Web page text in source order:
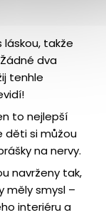
láskou, takže
dva
tenhle
to nejlepší
děti si můžou
na nervy.
navrženy tak,
měly smysl –
interiéru a